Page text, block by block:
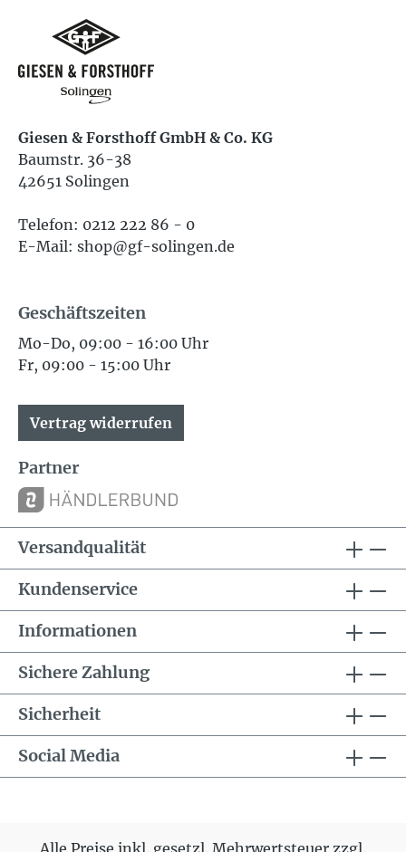
Giesen & Forsthoff GmbH & Co. KG
Baumstr. 36-38
42651 Solingen
Telefon: 0212 222 86 - 0
E-Mail: shop@gf-solingen.de
Geschäftszeiten
Mo-Do, 09:00 - 16:00 Uhr
Fr, 09:00 - 15:00 Uhr
Vertrag widerrufen
Partner
Versandqualität
Kundenservice
Informationen
Sichere Zahlung
Sicherheit
Social Media